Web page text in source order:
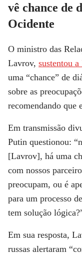
vê chance de
Ocidente
O ministro das
Lavrov, sustentou
uma “chance” de
sobre as
recomendando que
Em transmissão
Putin questionou:
[Lavrov], há uma
com nossos
preocupam, ou é
para um processo
tem solução
Em sua resposta,
russas alertaram